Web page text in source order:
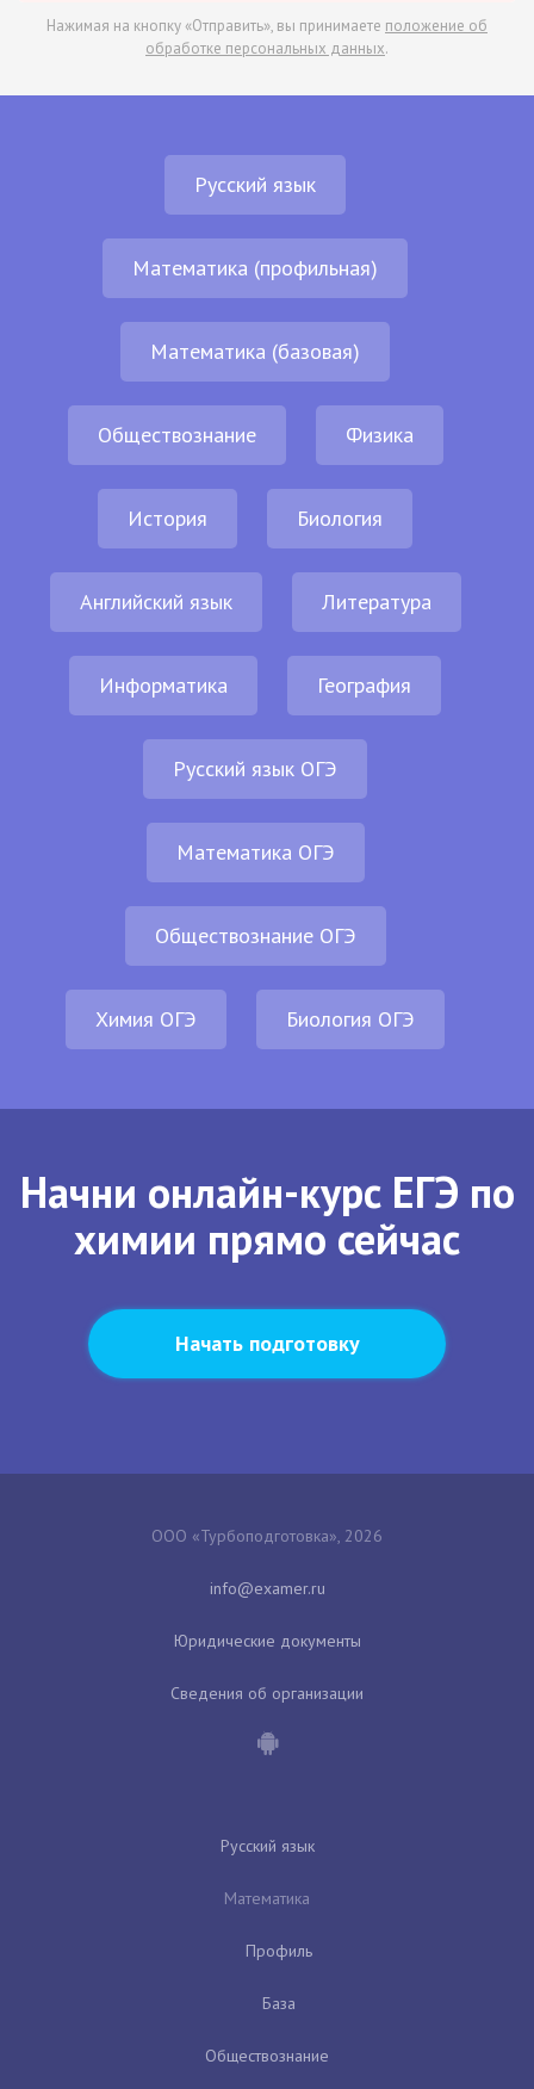
Нажимая на кнопку «Отправить», вы принимаете положение об
обработке персональных данных.
Русский язык
Математика (профильная)
Математика (базовая)
Обществознание Физика
История Биология
Английский язык Литература
Информатика География
Русский язык ОГЭ
Математика ОГЭ
Обществознание ОГЭ
Химия ОГЭ Биология ОГЭ
Начни онлайн-курс ЕГЭ по
химии прямо сейчас
Начать подготовку
ООО «Турбоподготовка», 2026
Юридические документы
Сведения об организации
Русский язык
Математика
Профиль
База
Обществознание